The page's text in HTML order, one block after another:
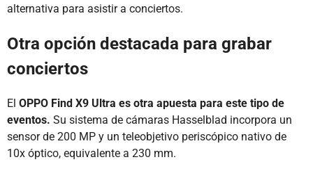
alternativa para asistir a conciertos.
Otra opción destacada para grabar
conciertos
El OPPO Find X9 Ultra es otra apuesta para este tipo de
eventos. Su sistema de cámaras Hasselblad incorpora un
sensor de 200 MP y un teleobjetivo periscópico nativo de
10x óptico, equivalente a 230 mm.